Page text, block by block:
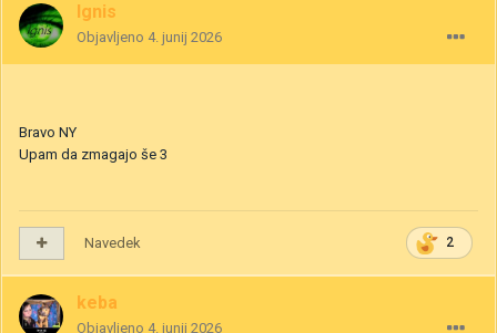
Ignis
Objavljeno 4. junij 2026
Bravo NY
Upam da zmagajo še 3
2
Navedek
keba
Objavljeno 4. junij 2026